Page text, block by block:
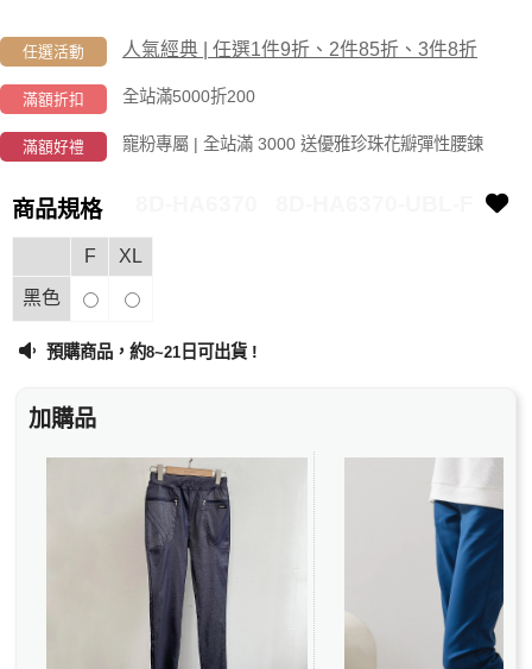
任選活動 人氣經典 | 任選1件9折、2件85折、3件8折
滿額折扣 全站滿5000折200
滿額好禮 寵粉專屬 | 全站滿 3000 送優雅珍珠花瓣彈性腰鍊
商品規格
F XL
黑色
預購商品，約8~21 日可出貨 !
加購品